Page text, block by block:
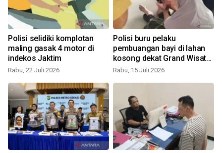
Polisi selidiki komplotan
maling gasak 4 motor di
indekos Jaktim
Rabu, 22 Juli 2026
Polisi buru pelaku
pembuangan bayi di lahan
kosong dekat Grand Wisata
Bekasi
Rabu, 15 Juli 2026